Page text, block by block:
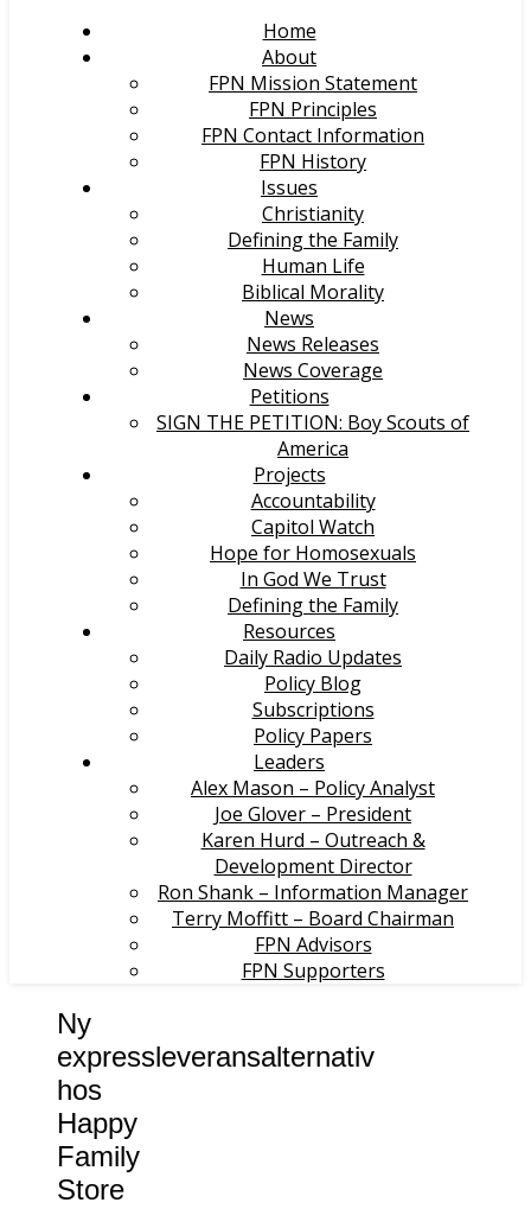
Home
About
FPN Mission Statement
FPN Principles
FPN Contact Information
FPN History
Issues
Christianity
Defining the Family
Human Life
Biblical Morality
News
News Releases
News Coverage
Petitions
SIGN THE PETITION: Boy Scouts of
America
Projects
Accountability
Capitol Watch
Hope for Homosexuals
In God We Trust
Defining the Family
Resources
Daily Radio Updates
Policy Blog
Subscriptions
Policy Papers
Leaders
Alex Mason – Policy Analyst
Joe Glover – President
Karen Hurd – Outreach &
Development Director
Ron Shank – Information Manager
Terry Moffitt – Board Chairman
FPN Advisors
FPN Supporters
Ny
expressleveransalternativ
hos
Happy
Family
Store